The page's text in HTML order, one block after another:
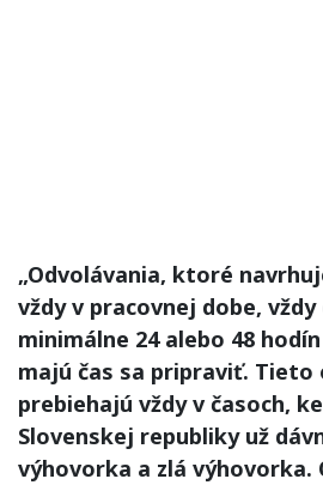
„Odvolávania, ktoré
vždy v pracovnej dobe,
minimálne 24 alebo 48
majú čas sa pripraviť. Tieto
prebiehajú vždy v časoch,
Slovenskej republiky už
výhovorka a zlá výhovorka.